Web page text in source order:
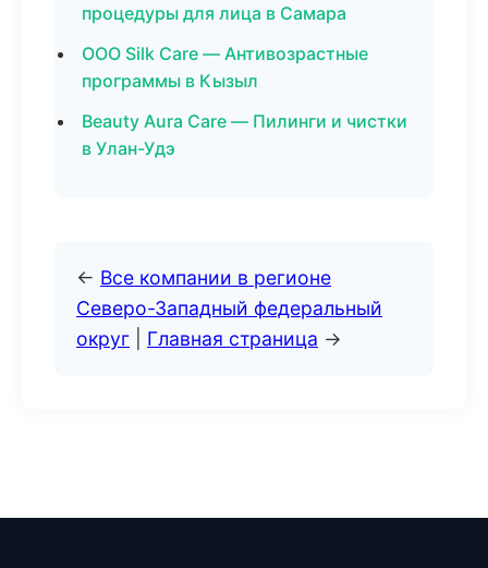
процедуры для лица в Самара
ООО Silk Care — Антивозрастные
программы в Кызыл
Beauty Aura Care — Пилинги и чистки
в Улан-Удэ
← Все компании в регионе
Северо-Западный федеральный
округ
Главная страница →